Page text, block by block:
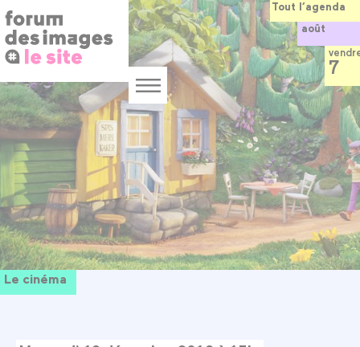
Panneau de gestion des cookies
au
contenu
principal
Menu
Le cinéma
Tout l’agenda
août
7